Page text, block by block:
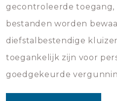
gecontroleerde toegang,
bestanden worden
diefstalbestendige
toegankelijk zijn voor
goedgekeurde